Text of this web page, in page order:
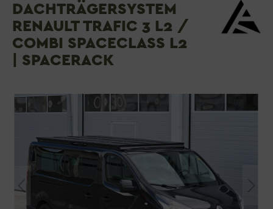
DACHTRÄGERSYSTEM
RENAULT TRAFIC 3 L2 /
COMBI SPACECLASS L2
| SPACERACK
Bildergalerie überspringen